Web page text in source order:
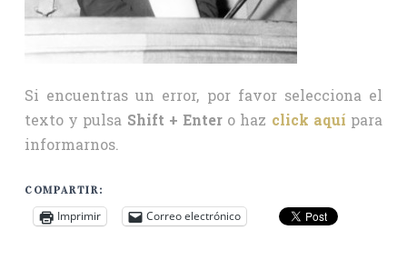
Si encuentras un error, por favor selecciona el
texto y pulsa Shift + Enter o haz click aquí para
informarnos.
COMPARTIR:
Imprimir Correo electrónico